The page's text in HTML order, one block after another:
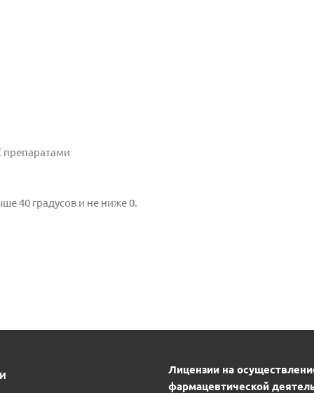
препаратами
40 градусов и не ниже 0.
Лицензии на
фармацевтической